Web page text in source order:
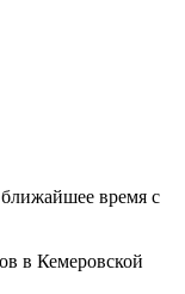
время с
в Кемеровской